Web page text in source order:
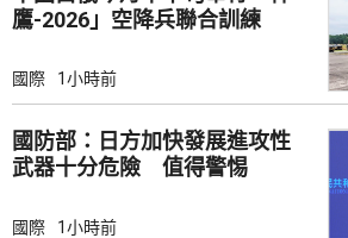
鷹-2026」空降兵聯合訓練
國際 1小時前
國防部：日方加快發展進攻性
武器十分危險 值得警惕
國際 1小時前